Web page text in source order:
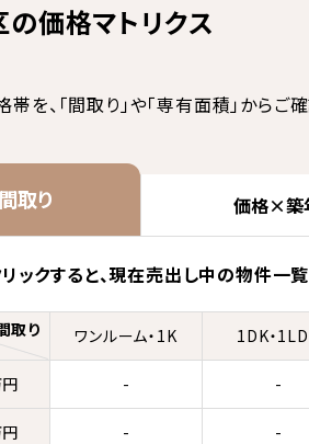
価格マトリクス
を、「間取り」や「専有面積」からご
取り 価格×築
ックすると、現在売出し中の物件一覧
取り ワンルーム・1K 1DK・
- -
- -